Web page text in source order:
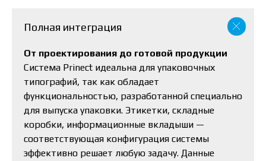
Полная интеграция
От проектирования до готовой продукции
Система Prinect идеальна для упаковочных
типографий, так как обладает
функциональностью, разработанной специально
для выпуска упаковки. Этикетки, складные
коробки, информационные вкладыши —
соответствующая конфигурация системы
эффективно решает любую задачу. Данные